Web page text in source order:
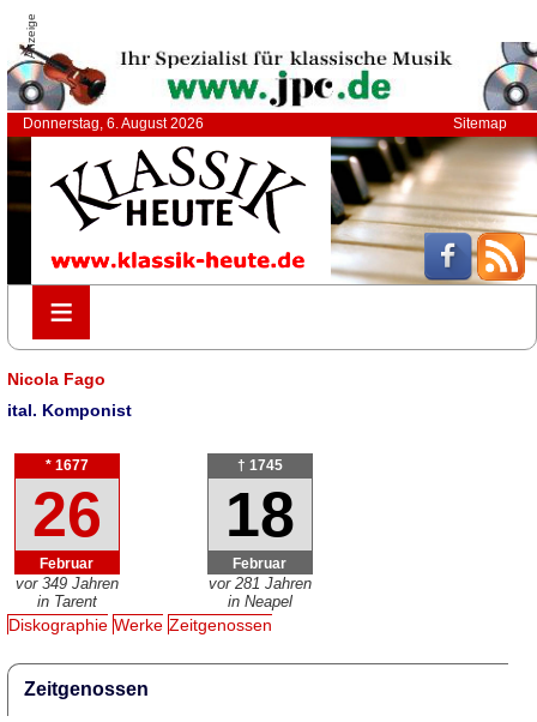
Anzeige
Donnerstag, 6. August 2026 Sitemap
≡
≡
Nicola Fago
ital. Komponist
* 1677
26
Februar
vor 349 Jahren
in Tarent
† 1745
18
Februar
vor 281 Jahren
in Neapel
Diskographie Werke Zeitgenossen
Zeitgenossen